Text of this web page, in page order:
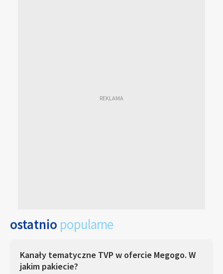
ostatnio popularne
Kanały tematyczne TVP w ofercie Megogo. W
jakim pakiecie?